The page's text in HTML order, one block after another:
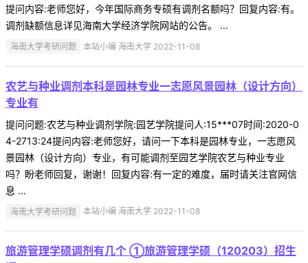
提问内容:老师您好，今年国际商务专硕有调剂名额吗？回复内容:有。
调剂缺额信息详见海南大学经济学院网站的公告。 ...
海南大学考研问题 本站小编 海南大学 2022-11-08
农艺与种业调剂本科是园林专业一志愿风景园林（设计方向）
专业有
提问问题:农艺与种业调剂学院:园艺学院提问人:15***07时间:2020-0
4-2713:24提问内容:老师您好，请问一下本科是园林专业，一志愿风
景园林（设计方向）专业，有可能调剂至园艺学院农艺与种业专业
吗？盼老师回复，谢谢！回复内容:有一定的难度，届时请关注官网信
息 ...
海南大学考研问题 本站小编 海南大学 2022-11-08
旅游管理学硕调剂有几个 ①旅游管理学硕（120203）招生